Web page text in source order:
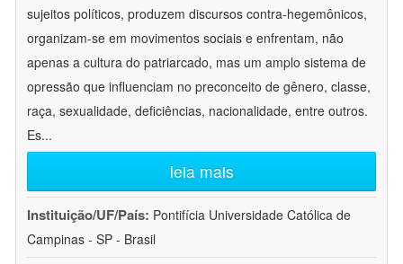
sujeitos políticos, produzem discursos contra-hegemônicos,
organizam-se em movimentos sociais e enfrentam, não
apenas a cultura do patriarcado, mas um amplo sistema de
opressão que influenciam no preconceito de gênero, classe,
raça, sexualidade, deficiências, nacionalidade, entre outros.
Es...
leia mais
Instituição/UF/País: Pontifícia Universidade Católica de
Campinas - SP - Brasil